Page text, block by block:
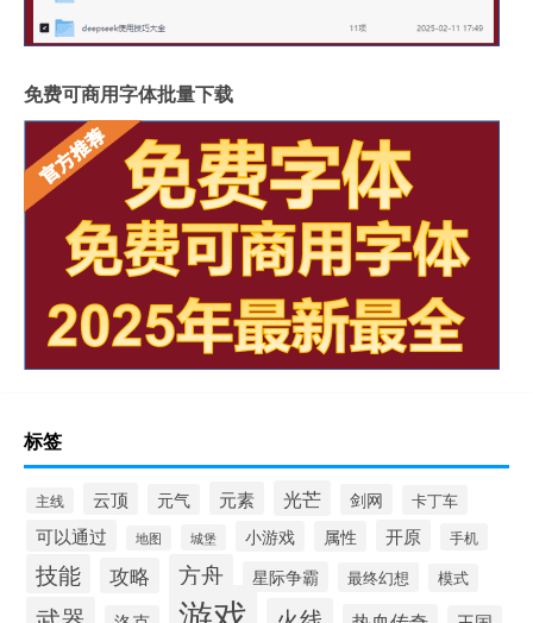
免费可商用字体批量下载
标签
主线 云顶 元气 元素 光芒 剑网 卡丁车
可以通过 地图 城堡 小游戏 属性 开原 手机
技能 攻略 方舟 星际争霸 最终幻想 模式